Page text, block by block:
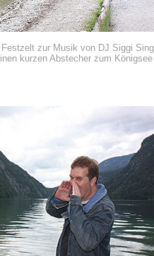
zur Musik von DJ Siggi
kurzen Abstecher zum